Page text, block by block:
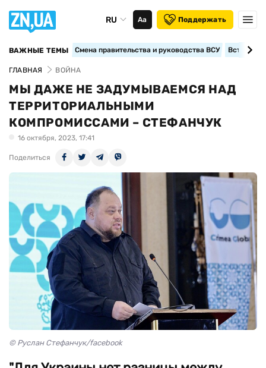
RU Аа Поддержать
ВАЖНЫЕ ТЕМЫ Смена правительства и руководства ВСУ
ГЛАВНАЯ ВОЙНА
МЫ ДАЖЕ НЕ ЗАДУМЫВАЕМСЯ НАД
ТЕРРИТОРИАЛЬНЫМИ
КОМПРОМИССАМИ – СТЕФАНЧУК
16 октября, 2023, 17:41
Поделиться
© Руслан Стефанчук/facebook